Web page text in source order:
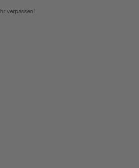
verpassen!